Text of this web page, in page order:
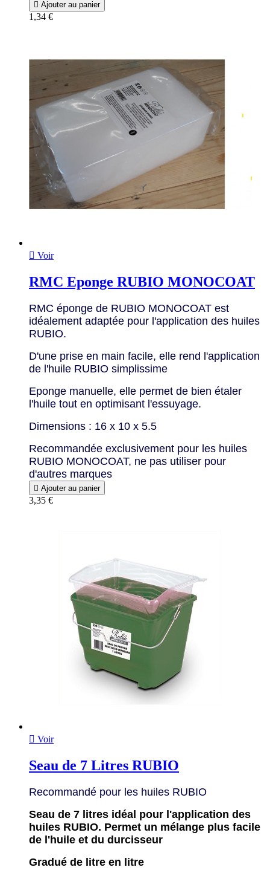
 Ajouter au panier
1,34 €
 Voir
RMC Eponge RUBIO MONOCOAT
RMC éponge de RUBIO MONOCOAT est
idéalement adaptée pour l'application des huiles
RUBIO.
D'une prise en main facile, elle rend l'application
de l'huile RUBIO simplissime
Eponge manuelle, elle permet de bien étaler
l'huile tout en optimisant l'essuyage.
Dimensions : 16 x 10 x 5.5
Recommandée exclusivement pour les huiles
RUBIO MONOCOAT, ne pas utiliser pour
d'autres marques
 Ajouter au panier
3,35 €
 Voir
Seau de 7 Litres RUBIO
Recommandé pour les huiles RUBIO
Seau de 7 litres idéal pour l'application des
huiles RUBIO. Permet un mélange plus facile
de l'huile et du durcisseur
Gradué de litre en litre